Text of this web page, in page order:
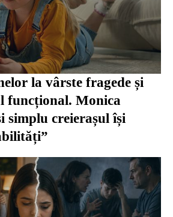
la vârste fragede și
funcțional. Monica
simplu creierașul își